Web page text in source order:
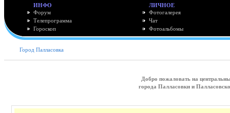
ИНФО
Форум
Телепрограмма
Гороскоп
ЛИЧНОЕ
Фотогалерея
Чат
Фотоальбомы
Город Палласовка
Добро пожаловать на
города Палласовки и